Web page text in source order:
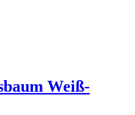
Weiß-